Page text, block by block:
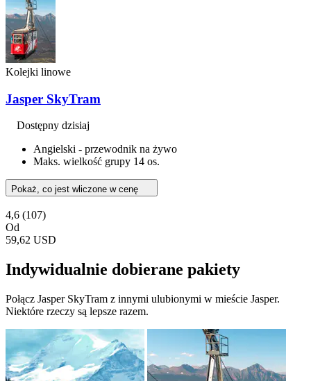
Kolejki linowe
Jasper SkyTram
Dostępny dzisiaj
Angielski - przewodnik na żywo
Maks. wielkość grupy 14 os.
Pokaż, co jest wliczone w cenę
4,6 (107)
Od
59,62 USD
Indywidualnie dobierane pakiety
Połącz Jasper SkyTram z innymi ulubionymi w mieście Jasper.
Niektóre rzeczy są lepsze razem.